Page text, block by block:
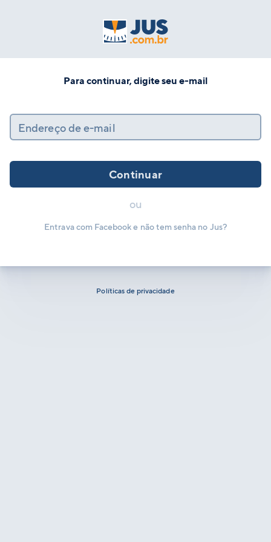
Para continuar, digite seu e-mail
Endereço de e-mail
Continuar
ou
Entrava com Facebook e não tem senha no Jus?
Políticas de privacidade